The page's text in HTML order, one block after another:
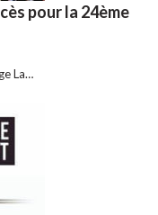
pour la 24ème
La…